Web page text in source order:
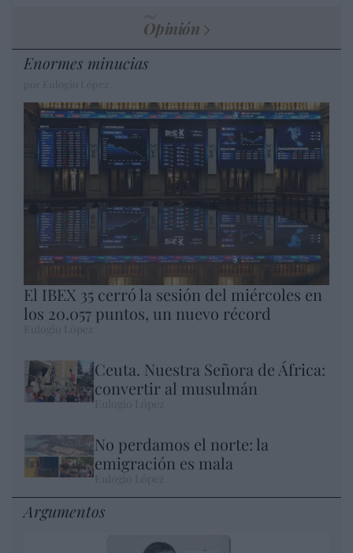
Opinión
Enormes minucias
El IBEX 35 cerró la sesión del miércoles en
los 20.057 puntos, un nuevo récord
Ceuta. Nuestra Señora de África:
convertir al musulmán
No perdamos el norte: la
emigración es mala
Argumentos